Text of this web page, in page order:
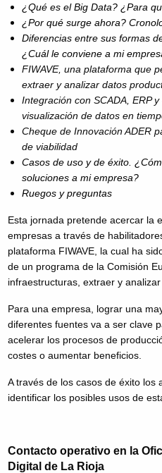
¿Qué es el Big Data? ¿Para
¿Por qué surge ahora?
Diferencias entre sus formas
¿Cuál le conviene a mi
FIWAVE, una plataforma que
extraer y analizar datos
Integración con SCADA, ERP
visualización de datos en
Cheque de Innovación ADER
de viabilidad
Casos de uso y de éxito.
soluciones a mi empresa?
Ruegos y preguntas
Esta jornada pretende acercar la
empresas a través de
plataforma FIWAVE, la cual ha
de un programa de la Comisión
infraestructuras, extraer y
Para una empresa, lograr una
diferentes fuentes va a ser clave
acelerar los procesos de
costes o aumentar beneficios.
A través de los casos de éxito los
identificar los posibles usos de
Contacto operativo en la
Digital de La Rioja